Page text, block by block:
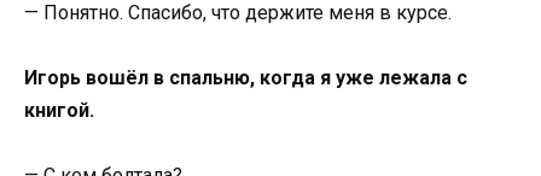
— Понятно. Спасибо, что держите меня в курсе.
Игорь вошёл в спальню, когда я уже лежала с
книгой.